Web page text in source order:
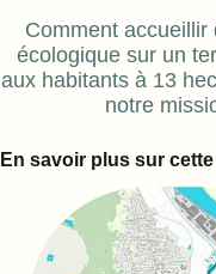
Comment
écologique sur un
aux habitants à 13
notre
En savoir plus sur